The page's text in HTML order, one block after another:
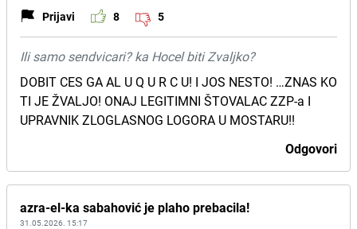
Prijavi 8 5
Ili samo sendvicari? ka Hocel biti Zvaljko?
DOBIT CES GA AL U Q U R C U! I JOS NESTO! …ZNAS KO
TI JE ŽVALJO! ONAJ LEGITIMNI ŠTOVALAC ZZP-a I
UPRAVNIK ZLOGLASNOG LOGORA U MOSTARU!!
Odgovori
azra-el-ka sabahović je plaho prebacila!
31.05.2026. 15:17